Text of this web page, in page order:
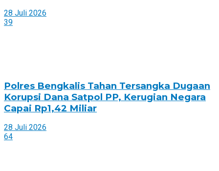
28 Juli 2026
39
Polres Bengkalis Tahan Tersangka Dugaan
Korupsi Dana Satpol PP, Kerugian Negara
Capai Rp1,42 Miliar
28 Juli 2026
64